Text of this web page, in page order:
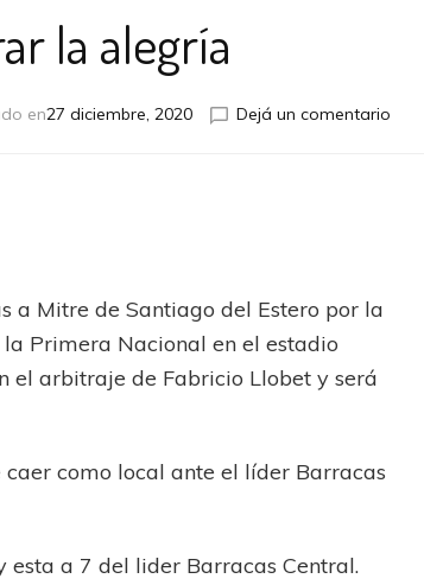
la alegría
en27 diciembre, 2020 Dejá un comentarioen
a Mitre de Santiago del Estero por la
Primera Nacional en el estadio
el arbitraje de Fabricio Llobet y será
como local ante el líder Barracas
esta a 7 del lider Barracas Central.